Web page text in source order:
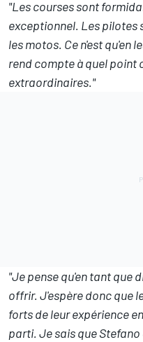
"Les courses sont
exceptionnel. Les
les motos. Ce n'est qu'en
rend compte à quel point
extraordinaires."
"Je pense qu'en tant que
offrir. J'espère donc que
forts de leur expérience
parti. Je sais que